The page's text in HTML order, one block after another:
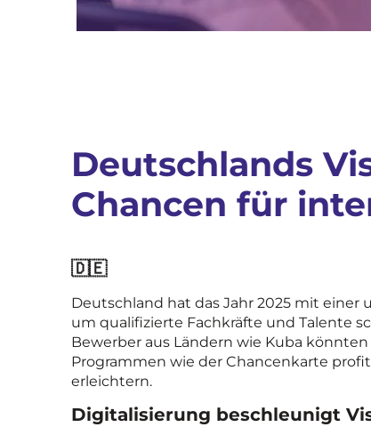
Deutschlands
Chancen für
🇩🇪
Deutschland hat das Jahr 2025 mit einer
um qualifizierte Fachkräfte und Talente
Bewerber aus Ländern wie Kuba
Programmen wie der Chancenkarte
erleichtern.
Digitalisierung beschleunigt